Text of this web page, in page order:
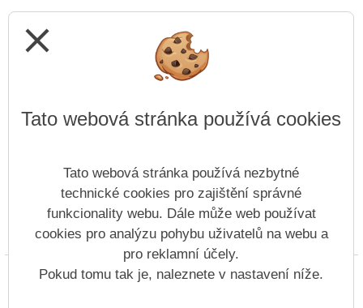
Prohlášení o přístupnosti Mapa webu Cookies
Copyright © 2022 - 2023 SZŠ Antonína Sochora &
close
Tato webová stránka používá cookies
Tato webová stránka používá nezbytné
technické cookies pro zajištění správné
funkcionality webu. Dále může web používat
cookies pro analýzu pohybu uživatelů na webu a
pro reklamní účely.
Pokud tomu tak je, naleznete v nastavení níže.